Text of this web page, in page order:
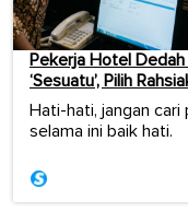
Pekerja Hotel Dedah
‘Sesuatu’, Pilih
Hati-hati, jangan
selama ini baik hati.